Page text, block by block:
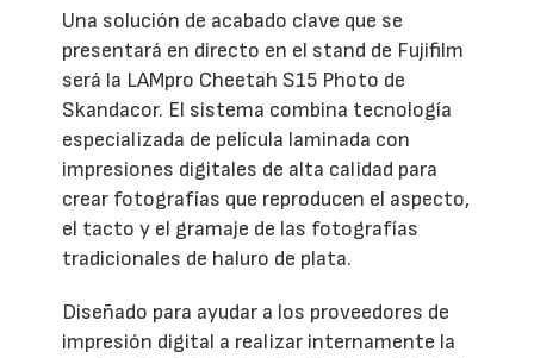
Una solución de acabado clave que se
presentará en directo en el stand de Fujifilm
será la LAMpro Cheetah S15 Photo de
Skandacor. El sistema combina tecnología
especializada de película laminada con
impresiones digitales de alta calidad para
crear fotografías que reproducen el aspecto,
el tacto y el gramaje de las fotografías
tradicionales de haluro de plata.
Diseñado para ayudar a los proveedores de
impresión digital a realizar internamente la